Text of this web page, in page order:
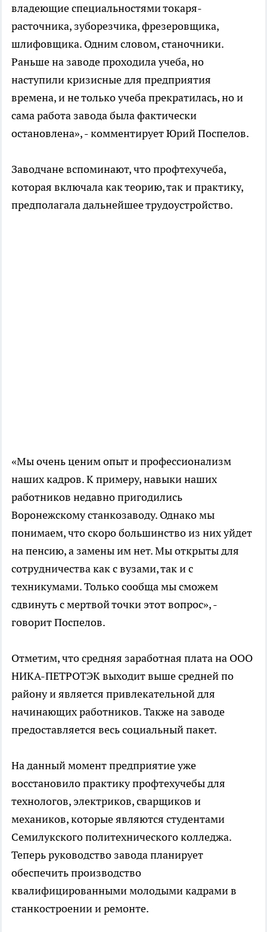
владеющие специальностями токаря-
расточника, зуборезчика, фрезеровщика,
шлифовщика. Одним словом, станочники.
Раньше на заводе проходила учеба, но
наступили кризисные для предприятия
времена, и не только учеба прекратилась, но и
сама работа завода была фактически
остановлена», - комментирует Юрий Поспелов.
Заводчане вспоминают, что профтехучеба,
которая включала как теорию, так и практику,
предполагала дальнейшее трудоустройство.
«Мы очень ценим опыт и профессионализм
наших кадров. К примеру, навыки наших
работников недавно пригодились
Воронежскому станкозаводу. Однако мы
понимаем, что скоро большинство из них уйдет
на пенсию, а замены им нет. Мы открыты для
сотрудничества как с вузами, так и с
техникумами. Только сообща мы сможем
сдвинуть с мертвой точки этот вопрос», -
говорит Поспелов.
Отметим, что средняя заработная плата на ООО
НИКА-ПЕТРОТЭК выходит выше средней по
району и является привлекательной для
начинающих работников. Также на заводе
предоставляется весь социальный пакет.
На данный момент предприятие уже
восстановило практику профтехучебы для
технологов, электриков, сварщиков и
механиков, которые являются студентами
Семилукского политехнического колледжа.
Теперь руководство завода планирует
обеспечить производство
квалифицированными молодыми кадрами в
станкостроении и ремонте.